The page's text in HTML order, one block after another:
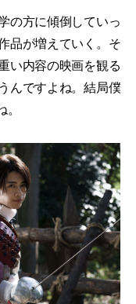
の方に傾倒していっ
品が増えていく。そ
い内容の映画を観る
んですよね。結局僕